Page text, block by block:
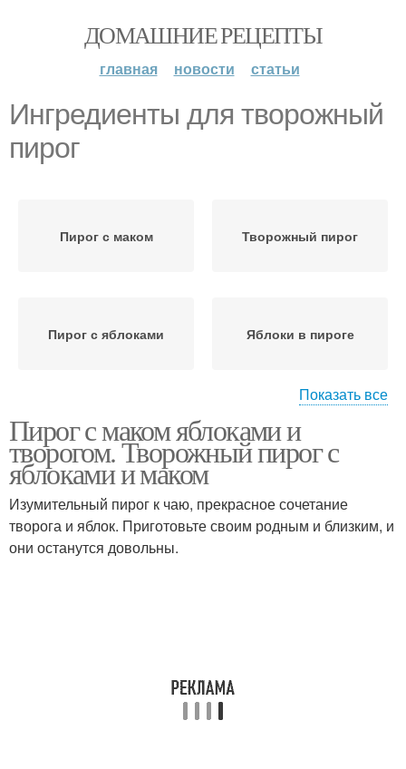
ДОМАШНИЕ РЕЦЕПТЫ
главная новости статьи
Ингредиенты для творожный
пирог
Пирог с маком Творожный пирог
Пирог с яблоками Яблоки в пироге
Яблочный пирог
Показать все
Пирог с маком яблоками и
творогом. Творожный пирог с
яблоками и маком
Изумительный пирог к чаю, прекрасное сочетание
творога и яблок. Приготовьте своим родным и близким, и
они останутся довольны.